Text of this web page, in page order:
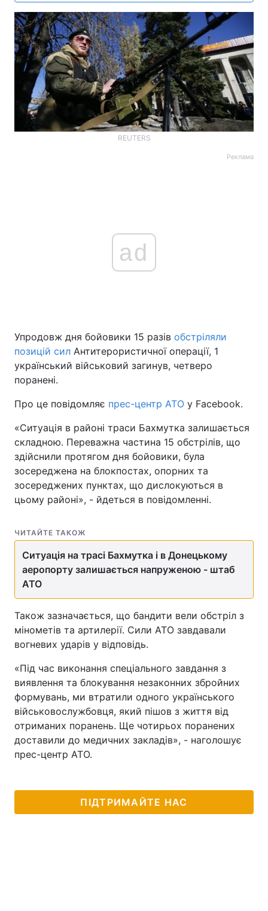
REUTERS
Реклама
ad
Упродовж дня бойовики 15 разів обстріляли
позицій сил Антитерористичної операції, 1
український військовий загинув, четверо
поранені.
Про це повідомляє прес-центр АТО у Facebook.
«Ситуація в районі траси Бахмутка залишається
складною. Переважна частина 15 обстрілів, що
здійснили протягом дня бойовики, була
зосереджена на блокпостах, опорних та
зосереджених пунктах, що дислокуються в
цьому районі», - йдеться в повідомленні.
ЧИТАЙТЕ ТАКОЖ
Ситуація на трасі Бахмутка і в Донецькому
аеропорту залишається напруженою - штаб
АТО
Також зазначається, що бандити вели обстріл з
мінометів та артилерії. Сили АТО завдавали
вогневих ударів у відповідь.
«Під час виконання спеціального завдання з
виявлення та блокування незаконних збройних
формувань, ми втратили одного українського
військовослужбовця, який пішов з життя від
отриманих поранень. Ще чотирьох поранених
доставили до медичних закладів», - наголошує
прес-центр АТО.
ПІДТРИМАЙТЕ НАС